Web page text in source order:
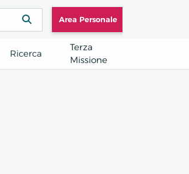
Area Personale
Ricerca
Terza
Missione